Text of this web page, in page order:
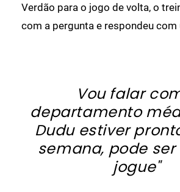
Verdão para o jogo de volta, o
com a pergunta e respondeu
Vou falar
departamento
Dudu estiver
semana, pode
jogue"